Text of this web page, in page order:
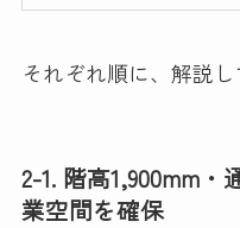
それぞれ順に、解説し
2-1. 階高1,900mm・
業空間を確保